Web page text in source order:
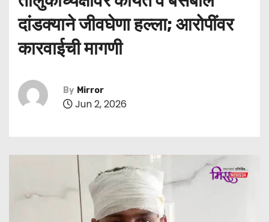
दांडक्याने जीवघेणा हल्ला; आरोपींवर
कारवाईची मागणी
By Mirror
Jun 2, 2026